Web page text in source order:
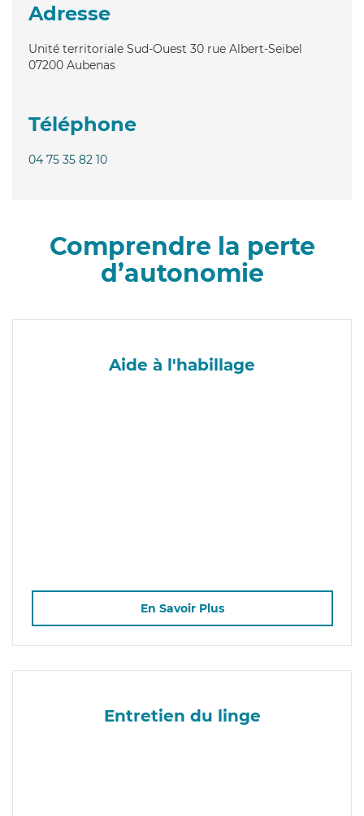
Adresse
Unité territoriale Sud-Ouest 30 rue Albert-Seibel
07200 Aubenas
Téléphone
04 75 35 82 10
Comprendre la perte
d’autonomie
Aide à l'habillage
En Savoir Plus
Entretien du linge